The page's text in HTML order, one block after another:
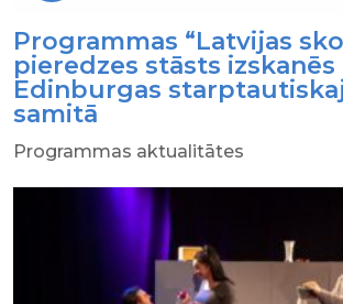
Programmas “Latvijas
pieredzes stāsts izskanēs
Edinburgas
samitā
Programmas aktualitātes